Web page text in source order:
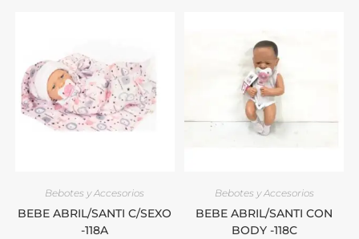
Bebotes y Accesorios
BEBE ABRIL/SANTI C/SEXO
-118A
Bebotes y Accesorios
BEBE ABRIL/SANTI CON
BODY -118C